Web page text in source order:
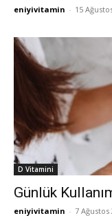
eniyivitamin - 15
D Vitamini
Günlük
eniyivitamin - 7 Ağustos